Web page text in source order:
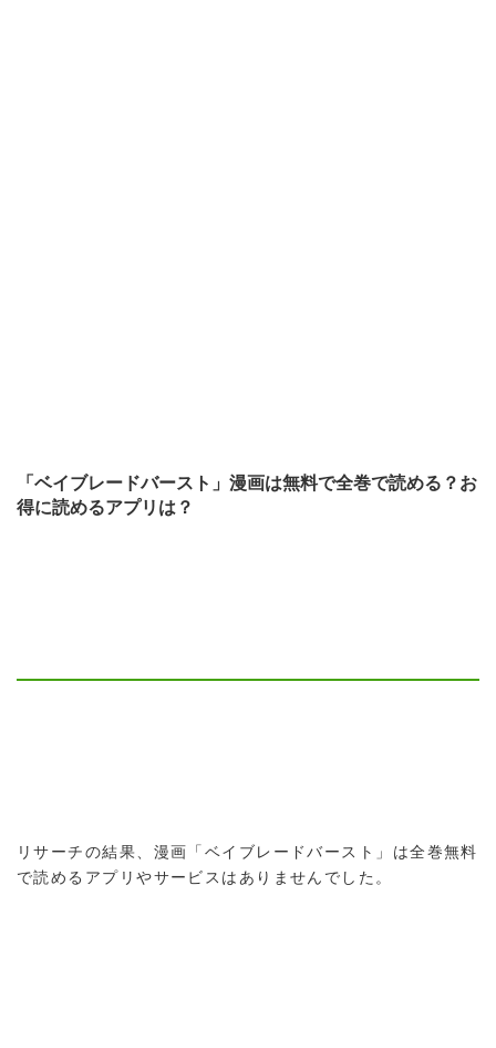
「ベイブレードバースト」漫画は無料で全巻で読める？お
得に読めるアプリは？
リサーチの結果、漫画「ベイブレードバースト」は全巻無料
で読めるアプリやサービスはありませんでした。